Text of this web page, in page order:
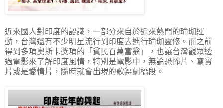
近來國人對印度的認識，一部分來自於近來熱門的瑜珈運
動，台灣還有不少明星流行到印度去進行瑜珈靈修。而之前
得到多項奧斯卡獎項的「貧民百萬富翁」，也讓台灣觀眾透
過電影來了解印度風情，特別是電影中，無論恐怖片、寫實
片或是愛情片，隨時就會出現的歌舞劇橋段。